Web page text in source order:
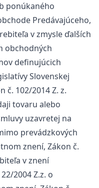
ponúkaného
Predávajúceho,
v zmysle ďalších
obchodných
definujúcich
Slovenskej
č. 102/2014 Z. z.
tovaru alebo
uzavretej na
prevádzkových
znení, Zákon č.
v znení
2004 Z.z. o